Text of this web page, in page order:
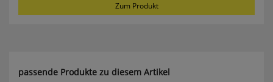
Zum Produkt
passende Produkte zu diesem Artikel